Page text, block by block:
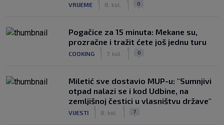
VRIJEME 8. kol. 0
Pogačice za 15 minuta: Mekane su,
prozračne i tražit ćete još jednu turu
COOKING 7. kol. 0
Miletić sve dostavio MUP-u: "Sumnjivi
otpad nalazi se i kod Udbine, na
zemljišnoj čestici u vlasništvu države"
VIJESTI 8. kol. 7